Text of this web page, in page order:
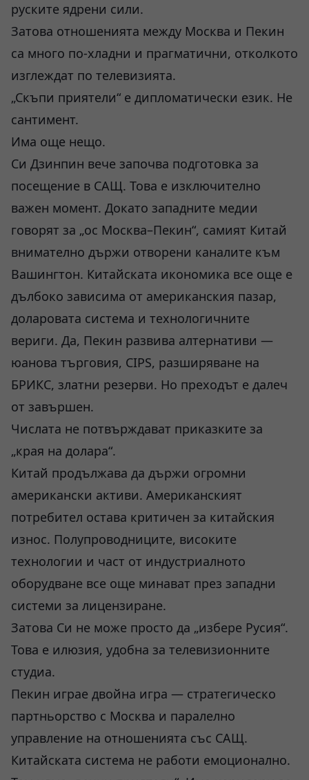
руските ядрени сили.
Затова отношенията между Москва и Пекин
са много по-хладни и прагматични, отколкото
изглеждат по телевизията.
„Скъпи приятели“ е дипломатически език. Не
сантимент.
Има още нещо.
Си Дзинпин вече започва подготовка за
посещение в САЩ. Това е изключително
важен момент. Докато западните медии
говорят за „ос Москва–Пекин“, самият Китай
внимателно държи отворени каналите към
Вашингтон. Китайската икономика все още е
дълбоко зависима от американския пазар,
доларовата система и технологичните
вериги. Да, Пекин развива алтернативи —
юанова търговия, CIPS, разширяване на
БРИКС, златни резерви. Но преходът е далеч
от завършен.
Числата не потвърждават приказките за
„края на долара“.
Китай продължава да държи огромни
американски активи. Американският
потребител остава критичен за китайския
износ. Полупроводниците, високите
технологии и част от индустриалното
оборудване все още минават през западни
системи за лицензиране.
Затова Си не може просто да „избере Русия“.
Това е илюзия, удобна за телевизионните
студиа.
Пекин играе двойна игра — стратегическо
партньорство с Москва и паралелно
управление на отношенията със САЩ.
Китайската система не работи емоционално.